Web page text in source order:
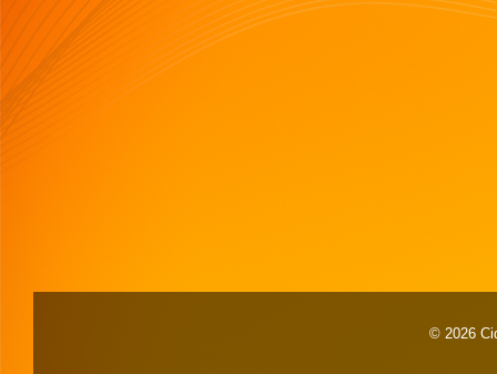
© 2026